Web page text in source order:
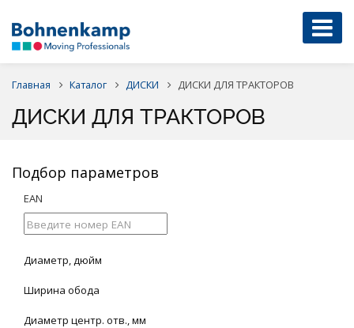
Главная Каталог ДИСКИ ДИСКИ ДЛЯ ТРАКТОРОВ
ДИСКИ ДЛЯ ТРАКТОРОВ
Подбор параметров
EAN
Диаметр, дюйм
Ширина обода
Диаметр центр. отв., мм